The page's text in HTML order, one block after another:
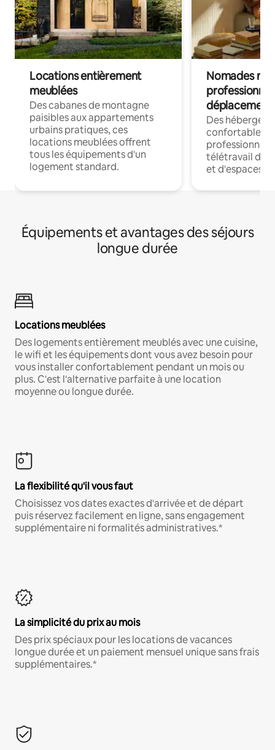
Locations entièrement
meublées
Des cabanes de montagne
paisibles aux appartements
urbains pratiques, ces
locations meublées offrent
tous les équipements d'un
logement standard.
Nomades
déplacement
Des
confortables
professionnels
télétravail
et d'espaces
Équipements et avantages des séjours
longue durée
Locations meublées
Des logements entièrement meublés avec une cuisine,
le wifi et les équipements dont vous avez besoin pour
vous installer confortablement pendant un mois ou
plus. C'est l'alternative parfaite à une location
moyenne ou longue durée.
La flexibilité qu'il vous faut
Choisissez vos dates exactes d'arrivée et de départ
puis réservez facilement en ligne, sans engagement
supplémentaire ni formalités administratives.*
La simplicité du prix au mois
Des prix spéciaux pour les locations de vacances
longue durée et un paiement mensuel unique sans frais
supplémentaires.*